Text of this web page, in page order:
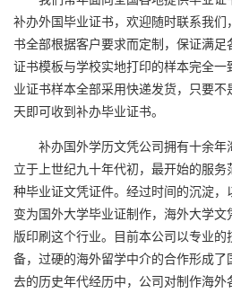
补办外国毕业证书，欢迎随时联系我
书全部根据客户要求而定制，保证满
证书模板与学校实地打印的样本完全
业证书样本全部采用快递发货，只要
天即可收到补办毕业证书。
补办国外学历文凭公司拥有十余年
立于上世纪九十年代初，最开始的服
种毕业证文凭证件。经过时间的沉淀
变为国外大学毕业证制作，海外大学
版印刷这个行业。目前本公司以专业
备，过硬的海外留学中介的合作形成
去的历史年代经历中，公司对制作海